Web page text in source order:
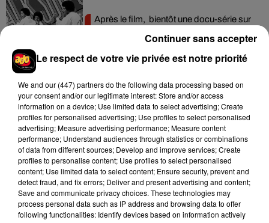
Après le film, bientôt une docu-série sur
4 août 2026
Josh Levi dévoile « Swerve »
4 août 2026
Ariana Grande prendra une pause après
sa tournée mondiale
Le respect de votre vie privée est notre priorité
We and our (447) partnersdo the following data processing based on
your consent and/or our legitimate interest: Store and/or access
information on a device; Use limited data to select advertising; Create
profiles for personalised advertising; Use profiles to select personalised
advertising; Measure advertising performance; Measure content
performance; Understand audiences through statistics or combinations
of data from different sources; Develop and improve services; Create
profiles to personalise content; Use profiles to select personalised
content; Use limited data to select content; Ensure security, prevent and
detect fraud, and fix errors; Deliver and present advertising and content;
Save and communicate privacy choices. These technologies may
process personal data such as IP address and browsing data to offer
following functionalities: Identify devices based on information actively
Continuer sans accepter